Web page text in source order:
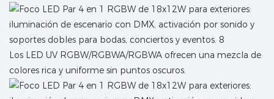
Los LED UV RGBW/RGBWA/RGBWA ofrecen una mezcla de
colores rica y uniforme sin puntos oscuros.